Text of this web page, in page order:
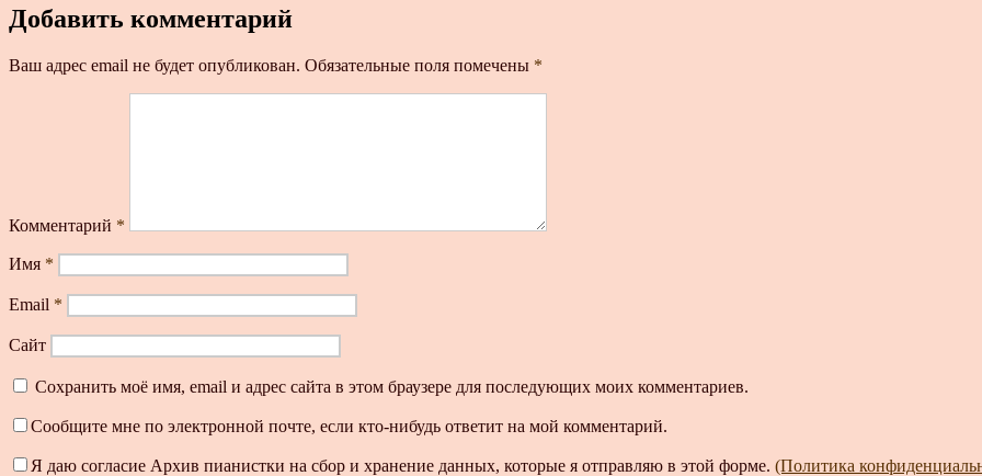
Добавить комментарий
Ваш адрес email не будет опубликован. Обязательные поля помечены *
Комментарий *
Имя *
Email *
Сайт
Сохранить моё имя, email и адрес сайта в этом браузере для последующих моих комментариев.
Сообщите мне по электронной почте, если кто-нибудь ответит на мой комментарий.
Я даю согласие Архив пианистки на сбор и хранение данных, которые я отправляю в этой форме. (Политика